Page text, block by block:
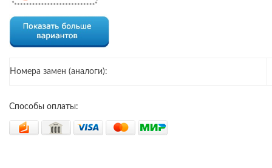
Номера замен (аналоги):
Способы оплаты: